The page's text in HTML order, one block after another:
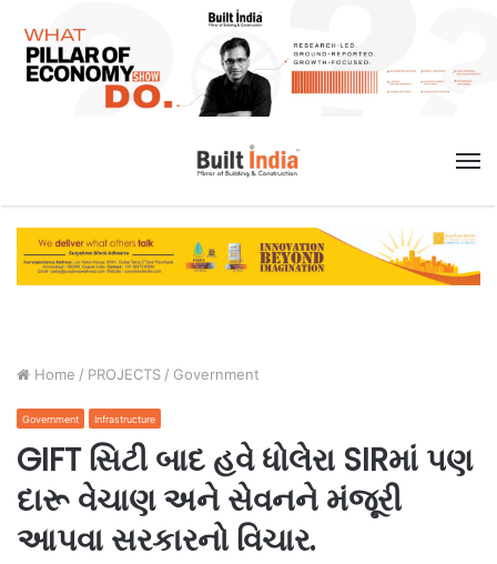
Home / PROJECTS / Government
Government Infrastructure
GIFT સિટી બાદ હવે ધોલેરા SIRમાં પણ
દારૂ વેચાણ અને સેવનને મંજૂરી
આપવા સરકારનો વિચાર.